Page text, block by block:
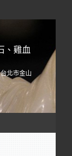
、雞血
北市金山